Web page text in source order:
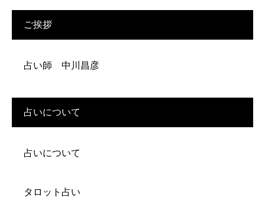
ご挨拶
占い師 中川昌彦
占いについて
占いについて
タロット占い